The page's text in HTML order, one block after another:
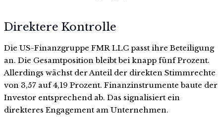
Direktere Kontrolle
Die US-Finanzgruppe FMR LLC passt ihre Beteiligung
an. Die Gesamtposition bleibt bei knapp fünf Prozent.
Allerdings wächst der Anteil der direkten Stimmrechte
von 3,57 auf 4,19 Prozent. Finanzinstrumente baute der
Investor entsprechend ab. Das signalisiert ein
direkteres Engagement am Unternehmen.